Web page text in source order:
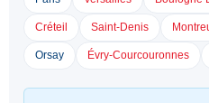
Créteil Saint-Denis
Orsay Évry-Courcouronnes